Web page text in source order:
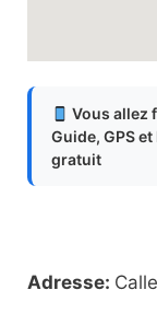
Vous allez
Guide, GPS
gratuit
Adresse: